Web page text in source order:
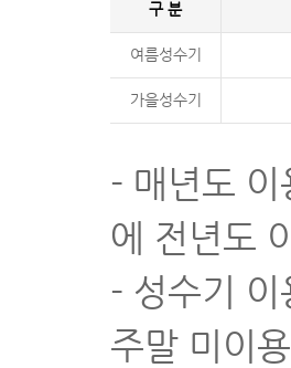
구 분
여름성수기
가을성수기
- 매년도
에 전년도
- 성수기
주말 미이